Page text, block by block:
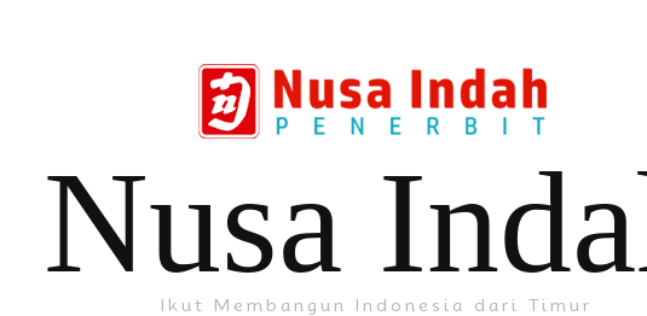
Nusa
Ikut Membangun Indonesia dari Timur